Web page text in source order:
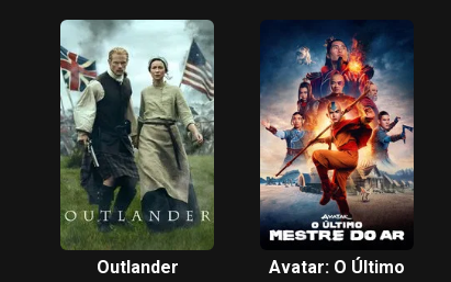
Outlander
Avatar: O Último